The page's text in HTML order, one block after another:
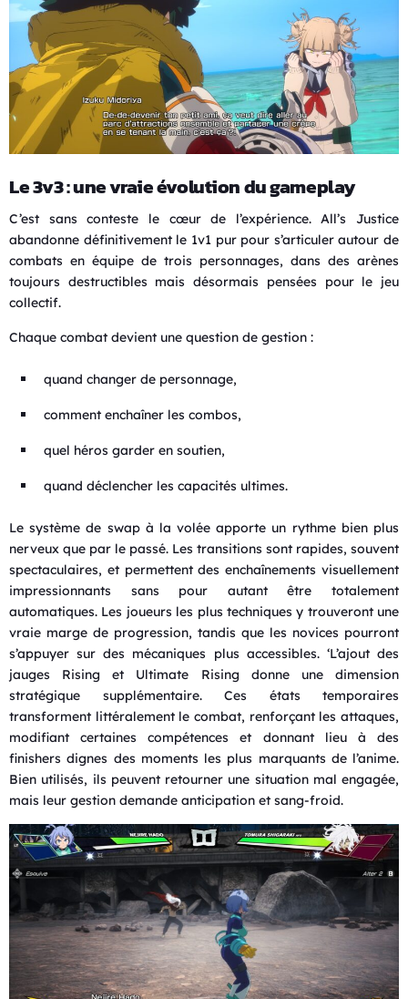
Le 3v3 : une vraie évolution du gameplay
C’est sans conteste le cœur de l’expérience. All’s Justice
abandonne définitivement le 1v1 pur pour s’articuler autour de
combats en équipe de trois personnages, dans des arènes
toujours destructibles mais désormais pensées pour le jeu
collectif.
Chaque combat devient une question de gestion :
quand changer de personnage,
comment enchaîner les combos,
quel héros garder en soutien,
quand déclencher les capacités ultimes.
Le système de swap à la volée apporte un rythme bien plus
nerveux que par le passé. Les transitions sont rapides, souvent
spectaculaires, et permettent des enchaînements visuellement
impressionnants sans pour autant être totalement
automatiques. Les joueurs les plus techniques y trouveront une
vraie marge de progression, tandis que les novices pourront
s’appuyer sur des mécaniques plus accessibles. ‘L’ajout des
jauges Rising et Ultimate Rising donne une dimension
stratégique supplémentaire. Ces états temporaires
transforment littéralement le combat, renforçant les attaques,
modifiant certaines compétences et donnant lieu à des
finishers dignes des moments les plus marquants de l’anime.
Bien utilisés, ils peuvent retourner une situation mal engagée,
mais leur gestion demande anticipation et sang-froid.